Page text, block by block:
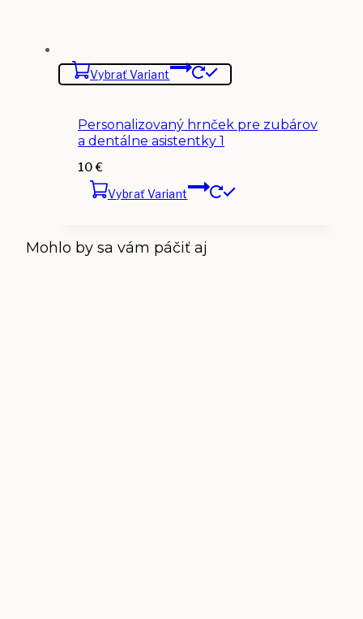
Vybrať Variant
Personalizovaný hrnček pre zubárov
a dentálne asistentky 1
10€
Vybrať Variant
Mohlo by sa vám páčiť aj